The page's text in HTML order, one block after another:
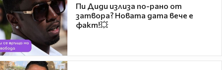
Пи Диди излиза по-рано от
затвора? Новата дата вече е
факт!💥